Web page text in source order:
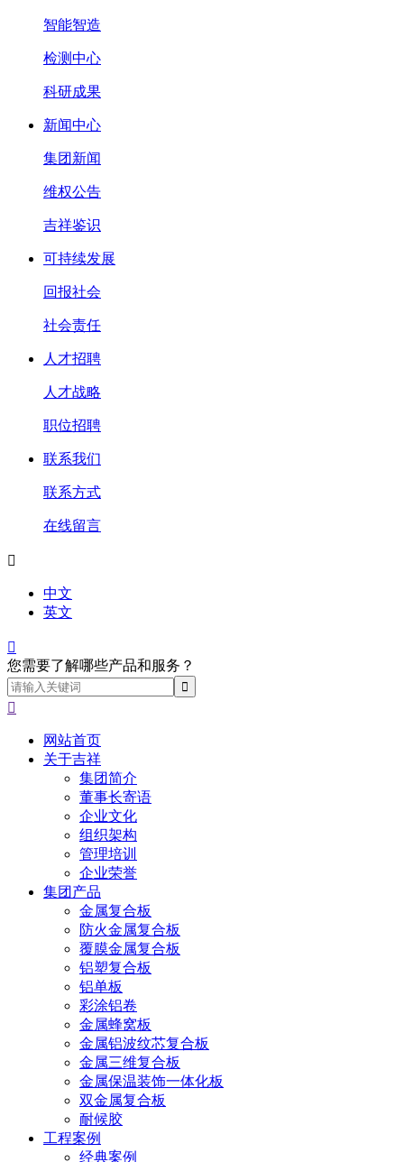
智能智造
检测中心
科研成果
新闻中心
集团新闻
维权公告
吉祥鉴识
可持续发展
回报社会
社会责任
人才招聘
人才战略
职位招聘
联系我们
联系方式
在线留言

中文
英文

您需要了解哪些产品和服务？

网站首页
关于吉祥
集团简介
董事长寄语
企业文化
组织架构
管理培训
企业荣誉
集团产品
金属复合板
防火金属复合板
覆膜金属复合板
铝塑复合板
铝单板
彩涂铝卷
金属蜂窝板
金属铝波纹芯复合板
金属三维复合板
金属保温装饰一体化板
双金属复合板
耐候胶
工程案例
经典案例